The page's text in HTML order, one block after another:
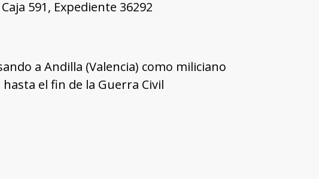
591, Expediente 36292
a Andilla (Valencia) como miliciano
el fin de la Guerra Civil